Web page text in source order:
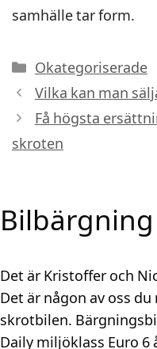
samhälle tar form.
Kategorier
Okategoriserade
Vilka kan man
Få högsta
skroten
Bilbärgning
Det är Kristoffer och
Det är någon av oss
skrotbilen.
Daily miljöklass Euro 6